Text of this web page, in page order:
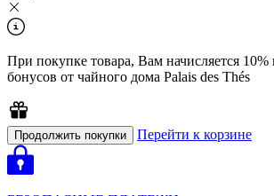
При покупкe товара, Вам начисляется 10%
бонусов от чайного дома Palais des Thés
Продолжить покупки Перейти к корзине